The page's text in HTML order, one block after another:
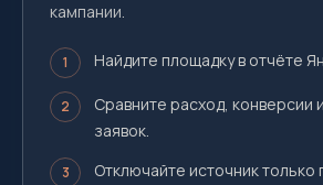
кампании.
1 Найдите площадку в отчёте
2
Сравните расход, конверсии
заявок.
3
Отключайте источник только